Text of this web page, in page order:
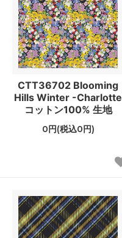
CTT36702 Blooming
Hills Winter -Charlotte
コットン100% 生地
0円(税込0円)